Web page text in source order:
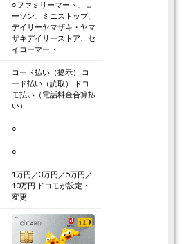
○ファミリーマート、ロ
ーソン、ミニストップ、
デイリーヤマザキ・ヤマ
ザキデイリーストア、セ
イコーマート
コード払い（提示）
コ
ード払い（読取）
ドコ
モ払い（電話料金合算払
い）
○
○
1万円／3万円／5万円／
10万円 ドコモが設定・
変更